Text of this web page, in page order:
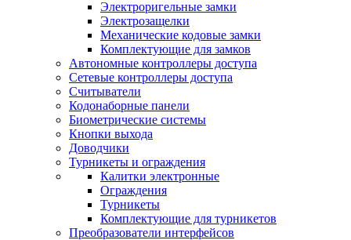
Электроригельные замки
Электрозащелки
Механические кодовые замки
Комплектующие для замков
Автономные контроллеры доступа
Сетевые контроллеры доступа
Считыватели
Кодонаборные панели
Биометрические системы
Кнопки выхода
Доводчики
Турникеты и ограждения
Калитки электронные
Ограждения
Турникеты
Комплектующие для турникетов
Преобразователи интерфейсов